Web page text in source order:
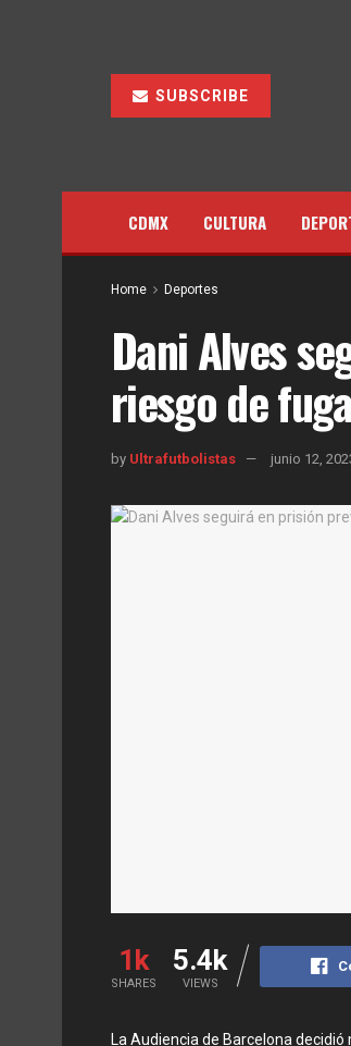
SUBSCRIBE
CDMX CULTURA
Home Deportes
Dani Alves
riesgo de fuga
by Ultrafutbolistas junio 12,
1k
SHARES
5.4k
VIEWS
La Audiencia de Barcelona